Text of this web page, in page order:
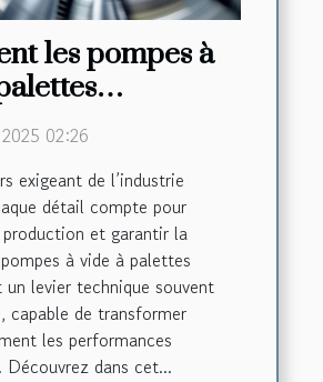
les pompes à
les processus
?
02:26
exigeant de l’industrie
détail compte pour
et garantir la
à vide à palettes
un levier technique souvent
capable de transformer
les performances
Découvrez dans cet...